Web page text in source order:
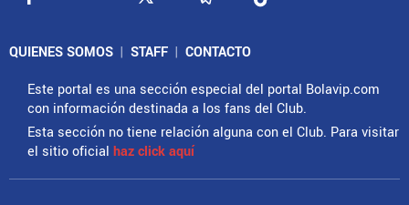
QUIENES SOMOS | STAFF | CONTACTO
Este portal es una sección especial del portal Bolavip.com
con información destinada a los fans del Club.
Esta sección no tiene relación alguna con el Club. Para visitar
el sitio oficial haz click aquí